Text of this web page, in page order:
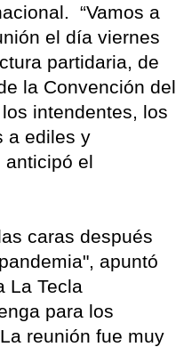
“Vamos a
el día viernes
partidaria, de
la Convención del
intendentes, los
a ediles y
anticipó el
caras después
apuntó
La Tecla
para los
reunión fue muy